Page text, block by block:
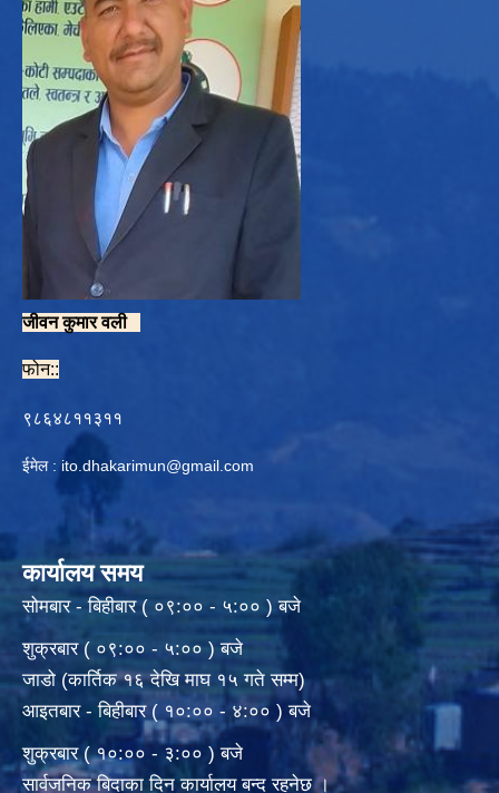
जीवन कुमार वली
फोन::
९८६४८११३११
ईमेल : ito.dhakarimun@gmail.com
कार्यालय समय
सोमबार - बिहीबार ( ०९:०० - ५:०० ) बजे
शुक्रबार ( ०९:०० - ५:०० ) बजे
जाडो (कार्तिक १६ देखि माघ १५ गते सम्म)
आइतबार - बिहीबार ( १०:०० - ४:०० ) बजे
शुक्रबार ( १०:०० - ३:०० ) बजे
सार्वजनिक बिदाका दिन कार्यालय बन्द रहनेछ ।